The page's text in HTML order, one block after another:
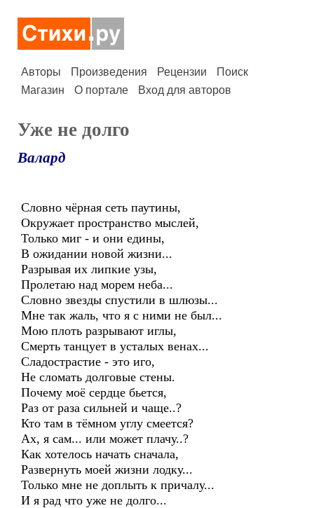
Авторы Произведения Рецензии
Поиск
Магазин
О портале Вход для авторов
Уже не долго
Валард
Словно чёрная сеть паутины,
Окружает пространство мыслей,
Только миг - и они едины,
В ожидании новой жизни...
Разрывая их липкие узы,
Пролетаю над морем неба...
Словно звезды спустили в шлюзы...
Мне так жаль, что я с ними не был...
Мою плоть разрывают иглы,
Смерть танцует в усталых венах...
Сладострастие - это иго,
Не сломать долговые стены.
Почему моё сердце бьется,
Раз от раза сильней и чаще..?
Кто там в тёмном углу смеется?
Ах, я сам... или может плачу..?
Как хотелось начать сначала,
Развернуть моей жизни лодку...
Только мне не доплыть к причалу...
И я рад что уже не долго...